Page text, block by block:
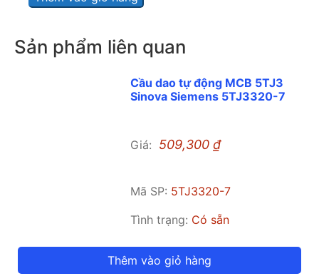
Sản phẩm liên quan
Cầu dao tự động MCB 5TJ3
Sinova Siemens 5TJ3320-7
Giá: 509,300₫
Mã SP: 5TJ3320-7
Tình trạng: Có sẵn
Thêm vào giỏ hàng